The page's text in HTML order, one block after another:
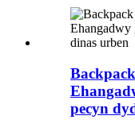
pecyn